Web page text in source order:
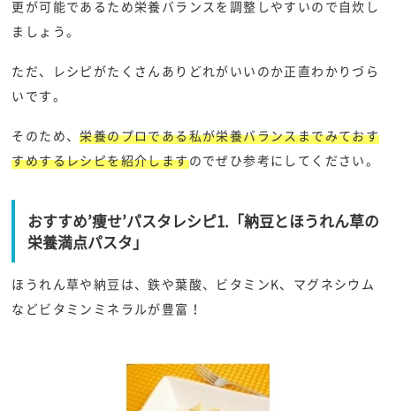
更が可能であるため栄養バランスを調整しやすいので自炊し
ましょう。
ただ、レシピがたくさんありどれがいいのか正直わかりづら
いです。
そのため、栄養のプロである私が栄養バランスまでみておす
すめするレシピを紹介しますのでぜひ参考にしてください。
おすすめ’痩せ’パスタレシピ1.「納豆とほうれん草の
栄養満点パスタ」
ほうれん草や納豆は、鉄や葉酸、ビタミンK、マグネシウム
などビタミンミネラルが豊富！